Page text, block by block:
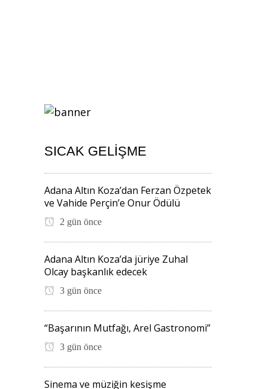
SICAK GELIŞME
Adana Altın Koza’dan Ferzan Özpetek
ve Vahide Perçin’e Onur Ödülü
2 gün önce
Adana Altın Koza’da jüriye Zuhal
Olcay başkanlık edecek
3 gün önce
“Başarının Mutfağı, Arel Gastronomi”
3 gün önce
Sinema ve müziğin kesişme